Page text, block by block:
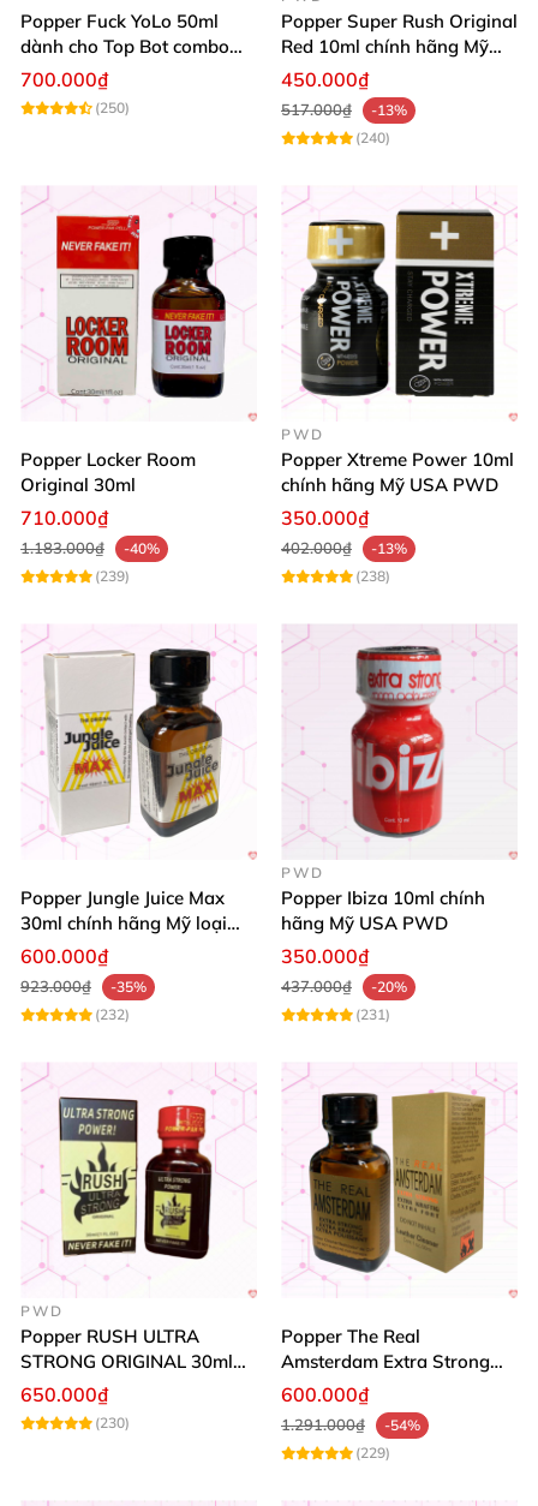
Popper Fuck YoLo 50ml
dành cho Top Bot combo
hộp thiếc 40ml + 10ml
700.000₫
(250)
Popper Super Rush Original
Red 10ml chính hãng Mỹ
USA PWD
450.000₫
517.000₫
-13%
(240)
Popper Locker Room
Original 30ml
710.000₫
1.183.000₫
-40%
(239)
PWD
Popper Xtreme Power 10ml
chính hãng Mỹ USA PWD
350.000₫
402.000₫
-13%
(238)
Popper Jungle Juice Max
30ml chính hãng Mỹ loại
mạnh cho Top Bot
600.000₫
923.000₫
-35%
(232)
PWD
Popper Ibiza 10ml chính
hãng Mỹ USA PWD
350.000₫
437.000₫
-20%
(231)
PWD
Popper RUSH ULTRA
STRONG ORIGINAL 30ml
Chính Hãng Mỹ PWD
650.000₫
(230)
Popper The Real
Amsterdam Extra Strong
30ml
600.000₫
1.291.000₫
-54%
(229)